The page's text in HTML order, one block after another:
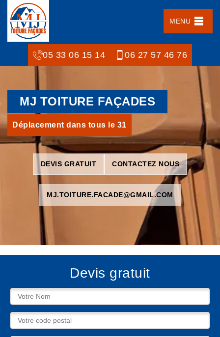
MENU
05 33 06 15 14 06 27 57 46 76
MJ TOITURE FAÇADES
Déplacement dans tous le 31
DEVIS GRATUIT CONTACTEZ NOUS
MJ.TOITURE.FACADE@GMAIL.COM
Devis gratuit